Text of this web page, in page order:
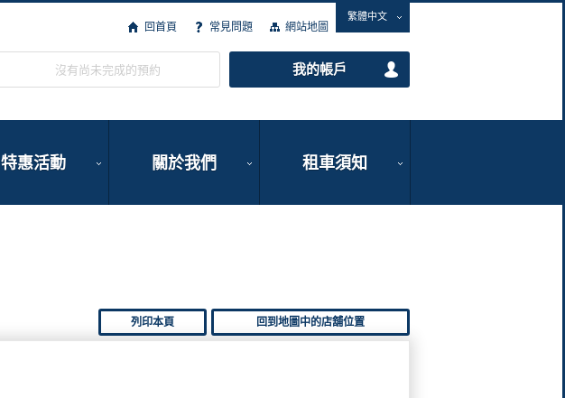
回首頁 常見問題 網站地圖
繁體中文
沒有尚未完成的預約 我的帳戶
特惠活動 關於我們 租車須知
列印本頁 回到地圖中的店舖位置